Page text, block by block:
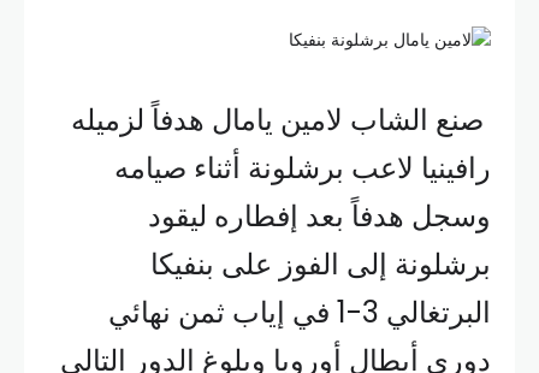
صنع الشاب لامين يامال هدفاً لزميله
رافينيا لاعب برشلونة أثناء صيامه
وسجل هدفاً بعد إفطاره ليقود
برشلونة إلى الفوز على بنفيكا
البرتغالي 3-1 في إياب ثمن نهائي
دوري أبطال أوروبا وبلوغ الدور التالي